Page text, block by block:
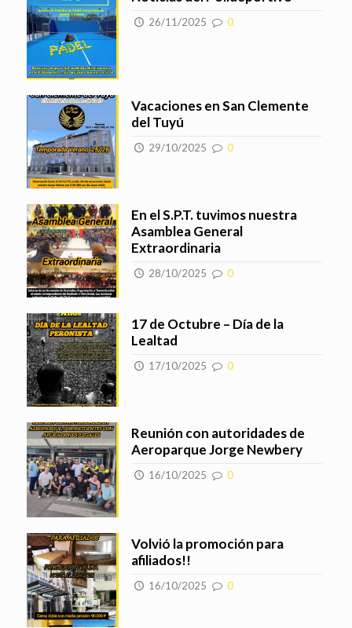
26/11/2025 0
Vacaciones en San Clemente
del Tuyú
29/10/2025 0
En el S.P.T. tuvimos nuestra
Asamblea General
Extraordinaria
28/10/2025 0
17 de Octubre – Día de la
Lealtad
17/10/2025 0
Reunión con autoridades de
Aeroparque Jorge Newbery
16/10/2025 0
Volvió la promoción para
afiliados!!
16/10/2025 0